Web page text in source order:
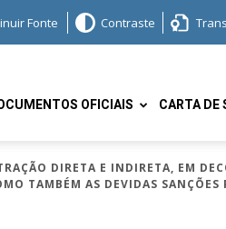
Fonte Contraste
OFICIAIS CARTA DE
DIRETA E INDIRETA, EM
TAMBÉM AS DEVIDAS SANÇÕES